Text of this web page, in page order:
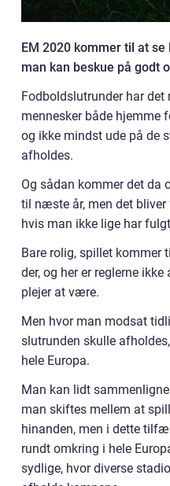
EM 2020 kommer til at
man kan beskue på godt
Fodboldslutrunder har
mennesker både hjemme
og ikke mindst ude på de
afholdes.
Og sådan kommer det da
til næste år, men det
hvis man ikke lige har
Bare rolig, spillet kommer
der, og her er reglerne
plejer at være.
Men hvor man modsat
slutrunden skulle
hele Europa.
Man kan lidt
man skiftes mellem at
hinanden, men i dette
rundt omkring i hele
sydlige, hvor diverse